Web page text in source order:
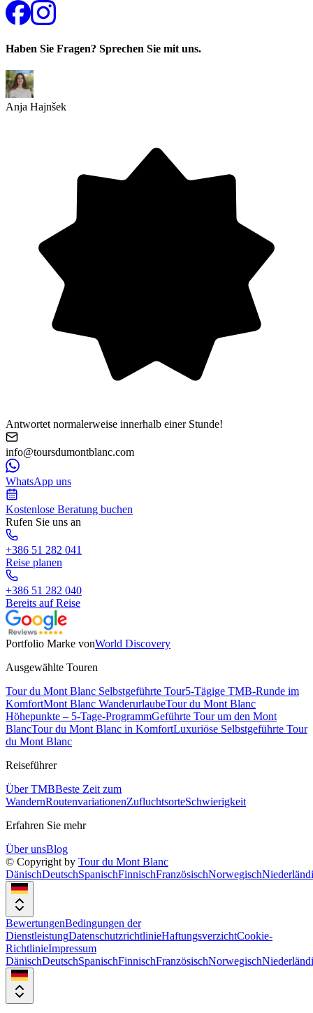
Haben Sie Fragen? Sprechen Sie mit uns.
Anja Hajnšek
Antwortet normalerweise innerhalb einer Stunde!
info@toursdumontblanc.com
WhatsApp uns
Kostenlose Beratung buchen
Rufen Sie uns an
+386 51 282 041
Reise planen
+386 51 282 040
Bereits auf Reise
Portfolio Marke vonWorld Discovery
Ausgewählte Touren
Tour du Mont Blanc Selbstgeführte Tour5-Tägige TMB-Runde im
KomfortMont Blanc WanderurlaubeTour du Mont Blanc
Höhepunkte – 5-Tage-ProgrammGeführte Tour um den Mont
BlancTour du Mont Blanc in KomfortLuxuriöse Selbstgeführte Tour
du Mont Blanc
Reiseführer
Über TMBBeste Zeit zum
WandernRoutenvariationenZufluchtsorteSchwierigkeit
Erfahren Sie mehr
Über unsBlog
© Copyright by Tour du Mont Blanc
DänischDeutschSpanischFinnischFranzösischNorwegisch
BewertungenBedingungen der
DienstleistungDatenschutzrichtlinieHaftungsverzichtCookie-
RichtlinieImpressum
DänischDeutschSpanischFinnischFranzösischNorwegisch